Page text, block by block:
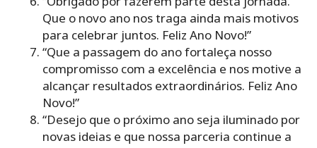
Que o novo ano nos traga ainda mais motivos
para celebrar juntos. Feliz Ano Novo!”
“Que a passagem do ano fortaleça nosso
compromisso com a excelência e nos motive a
alcançar resultados extraordinários. Feliz Ano
Novo!”
“Desejo que o próximo ano seja iluminado por
novas ideias e que nossa parceria continue a